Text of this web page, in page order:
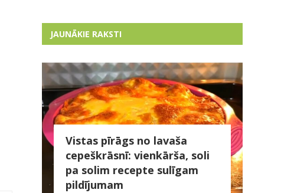
JAUNĀKIE RAKSTI
Vistas pīrāgs no lavaša
cepeškrāsnī: vienkārša, soli
pa solim recepte sulīgam
pildījumam